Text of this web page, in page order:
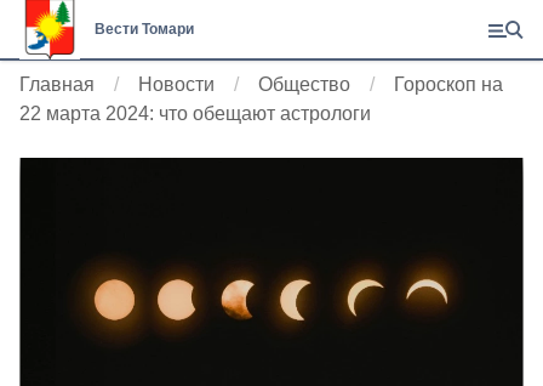
Вести Томари
Главная Новости Общество
Гороскоп на
22 марта 2024: что обещают астрологи